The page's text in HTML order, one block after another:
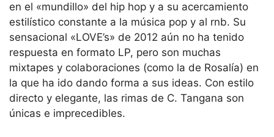
en el «mundillo» del hip hop y a su acercamiento
estilístico constante a la música pop y al rnb. Su
sensacional «LOVE’s» de 2012 aún no ha tenido
respuesta en formato LP, pero son muchas
mixtapes y colaboraciones (como la de Rosalía) en
la que ha ido dando forma a sus ideas. Con estilo
directo y elegante, las rimas de C. Tangana son
únicas e imprecedibles.